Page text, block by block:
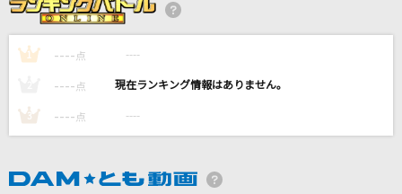
ポルノグラフィティ
ハートにヒント！名探偵プリキュア！
[生音]恋におちて-Fall in love-
1 ---- 点 ----
---- 点 ----
3 ---- 点 ----